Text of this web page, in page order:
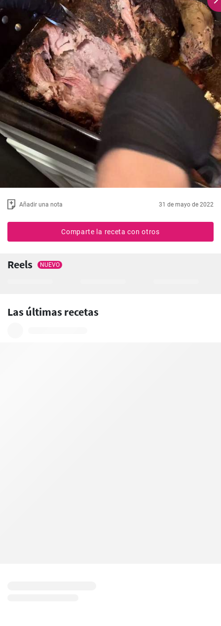
Añadir una nota 31 de mayo de 2022
Comparte la receta con otros
Reels NUEVO
Las últimas recetas